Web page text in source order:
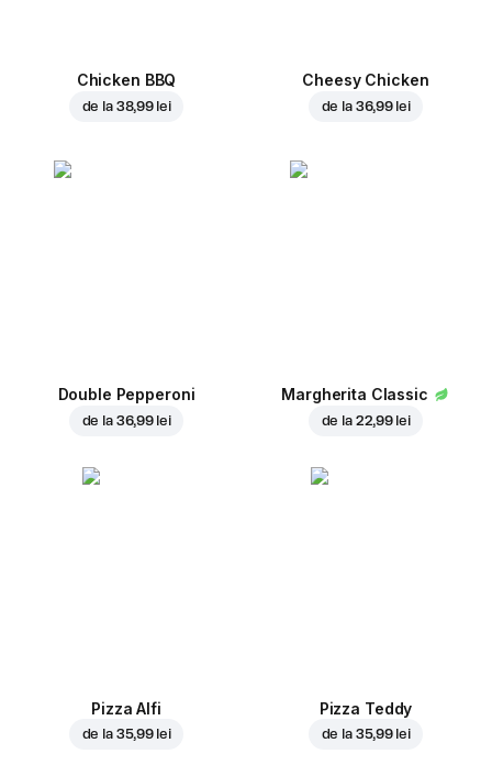
Chicken BBQ
de la 38,99 lei
Cheesy Chicken
de la 36,99 lei
Double Pepperoni
de la 36,99 lei
Margherita Classic
de la 22,99 lei
Pizza Alfi
de la 35,99 lei
Pizza Teddy
de la 35,99 lei